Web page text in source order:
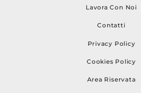
Lavora Con Noi
Contatti
Privacy Policy
Cookies Policy
Area Riservata